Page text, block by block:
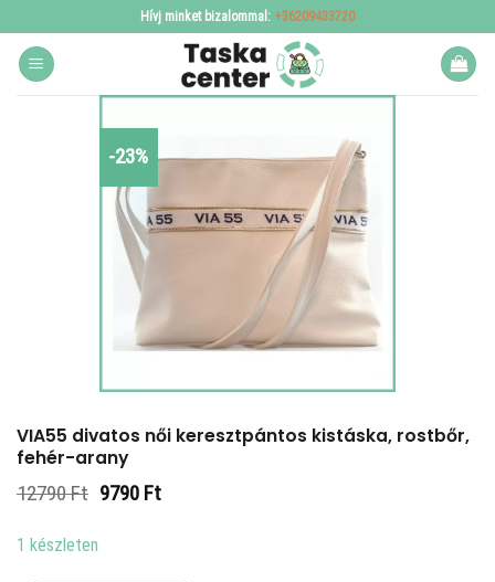
to
content
Hívj minket bizalommal: +36209433720
-23%
VIA55 divatos női keresztpántos kistáska, rostbőr,
fehér-arany
12790Ft Original
9790 FtCurrent
1 készleten